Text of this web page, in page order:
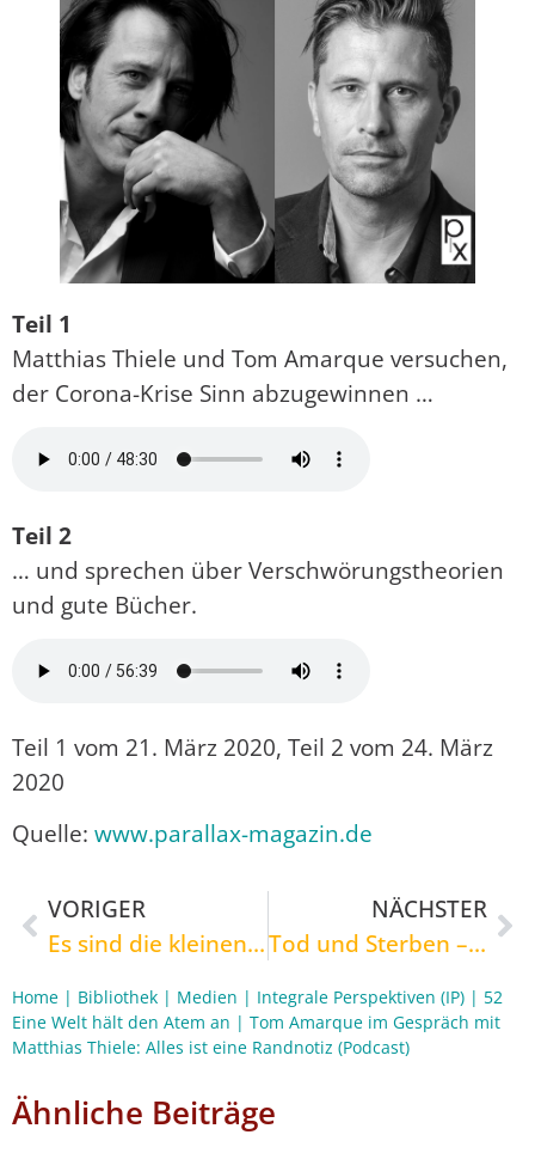
Teil 1
Matthias Thiele und Tom Amarque versuchen,
der Corona-Krise Sinn abzugewinnen …
Teil 2
… und sprechen über Verschwörungstheorien
und gute Bücher.
Teil 1 vom 21. März 2020, Teil 2 vom 24. März
2020
Quelle: www.parallax-magazin.de
VORIGER
Es sind die kleinen Dinge: Wie virales Nichtleben uns eine Lektion im Leben erteilen kann. Von Espen Malling
NÄCHSTER
Tod und Sterben – ein gesellschaftliches Tabu. Ein Zwischenruf von Barbara von Meibom in Zeiten von Corona
Home | Bibliothek | Medien | Integrale Perspektiven (IP) | 52
Eine Welt hält den Atem an | Tom Amarque im Gespräch mit
Matthias Thiele: Alles ist eine Randnotiz (Podcast)
Ähnliche Beiträge